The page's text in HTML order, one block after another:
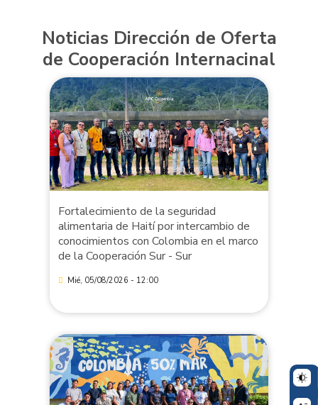
Noticias Dirección de Oferta
de Cooperación Internacinal
Fortalecimiento de la seguridad
alimentaria de Haití por intercambio de
conocimientos con Colombia en el marco
de la Cooperación Sur - Sur
Mié, 05/08/2026 - 12:00